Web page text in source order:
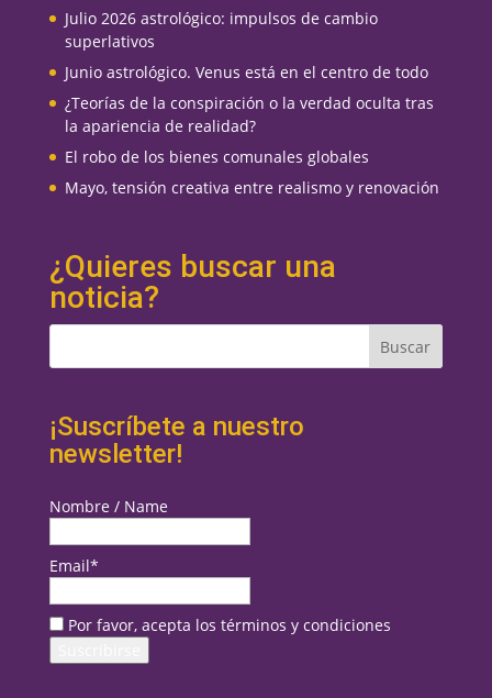
Julio 2026 astrológico: impulsos de cambio
superlativos
Junio astrológico. Venus está en el centro de todo
¿Teorías de la conspiración o la verdad oculta tras
la apariencia de realidad?
El robo de los bienes comunales globales
Mayo, tensión creativa entre realismo y renovación
¿Quieres buscar una
noticia?
¡Suscríbete a nuestro
newsletter!
Nombre / Name
Email*
Por favor, acepta los términos y condiciones